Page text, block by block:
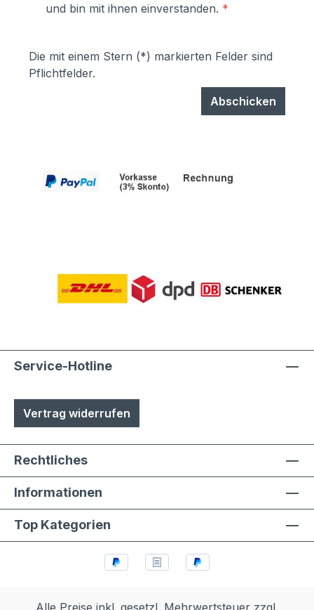
und bin mit ihnen einverstanden. *
Die mit einem Stern (*) markierten Felder sind
Pflichtfelder.
Abschicken
Service-Hotline
Vertrag widerrufen
Rechtliches
Informationen
Top Kategorien